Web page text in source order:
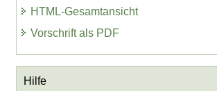
HTML-Gesamtansicht
Vorschrift als PDF
Hilfe